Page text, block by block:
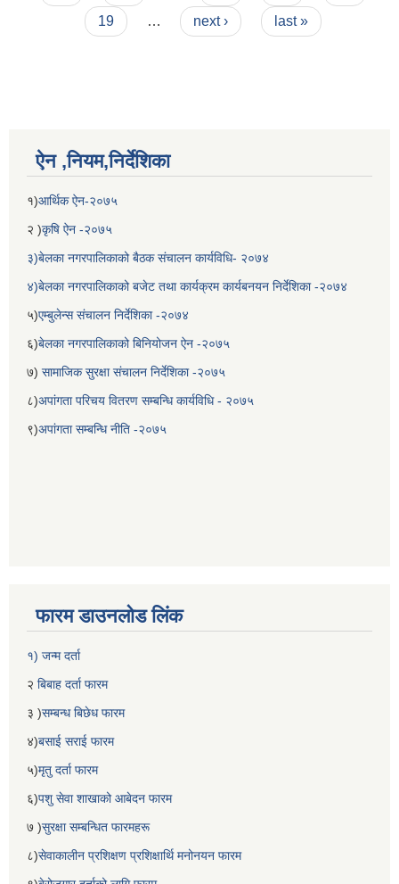
19
… next › last »
ऐन ,नियम,निर्देशिका
१)आर्थिक ऐन-२०७५
२ )कृषि ऐन -२०७५
३)बेलका नगरपालिकाको बैठक संचालन कार्यविधि- २०७४
४)बेलका नगरपालिकाको बजेट तथा कार्यक्रम कार्यबनयन निर्देशिका -२०७४
५)एम्बुलेन्स संचालन निर्देशिका -२०७४
६)बेलका नगरपालिकाको बिनियोजन ऐन -२०७५
७) सामाजिक सुरक्षा संचालन निर्देशिका -२०७५
८)अपांगता परिचय वितरण सम्बन्धि कार्यविधि - २०७५
९)अपांगता सम्बन्धि नीति -२०७५
फारम डाउनलोड लिंक
१) जन्म दर्ता
२ बिबाह दर्ता फारम
३ )सम्बन्ध बिछेध फारम
४)बसाई सराई फारम
५)मृतु दर्ता फारम
६)पशु सेवा शाखाको आबेदन फारम
७ )सुरक्षा सम्बन्धित फारमहरू
८)सेवाकालीन प्रशिक्षण प्रशिक्षार्थि मनोनयन फारम